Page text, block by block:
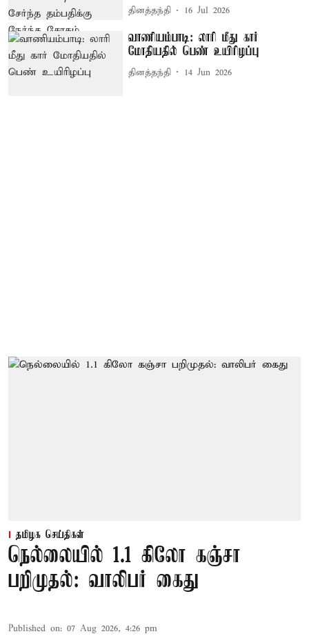
தினத்தந்தி 16 Jul 2026
வாணியம்பாடி: லாரி மீது கார்
மோதியதில் பெண் உயிரிழப்பு
தினத்தந்தி 14 Jun 2026
தமிழக செய்திகள்
நெல்லையில் 1.1 கிலோ கஞ்சா
பறிமுதல்: வாலிபர் கைது
Published on: 07 Aug 2026, 4:26 pm